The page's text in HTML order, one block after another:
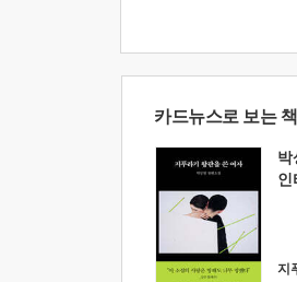
카드뉴스로 보는 책
박
인
지